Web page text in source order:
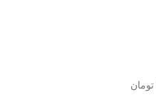
تومان